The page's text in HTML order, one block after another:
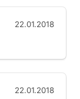
22.01.2018
22.01.2018